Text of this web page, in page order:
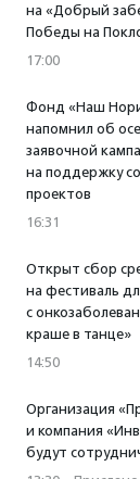
на «Добрый
Победы на
17:00
Фонд «Наш
напомнил об
заявочной
на поддержку
проектов
16:31
Открыт сбор
на фестиваль
с
краше в танце»
14:50
Организация
и компания
будут